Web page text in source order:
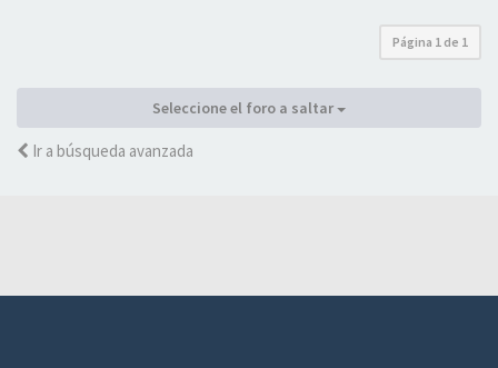
Página 1 de 1
Seleccione el foro a saltar
Ir a búsqueda avanzada